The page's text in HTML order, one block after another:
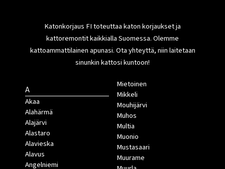
Katonkorjaus FI toteuttaa katon korjaukset ja
kattoremontit kaikkialla Suomessa. Olemme
kattoammattilainen apunasi. Ota yhteyttä, niin laitetaan
sinunkin kattosi kuntoon!
A
Akaa
Alahärmä
Alajärvi
Alastaro
Alavieska
Alavus
Angelniemi
Mietoinen
Mikkeli
Mouhijärvi
Muhos
Multia
Muonio
Mustasaari
Muurame